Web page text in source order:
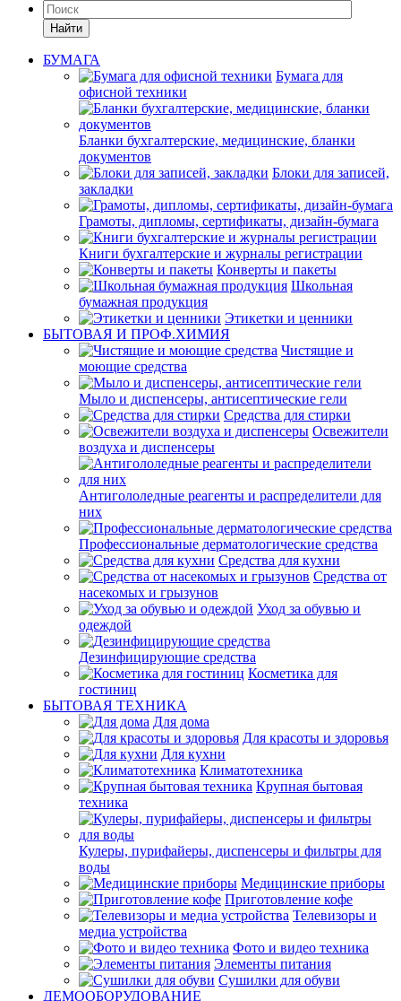
Найти
БУМАГА
Бумага для
офисной техники
Бланки бухгалтерские, медицинские, бланки
документов
Блоки для записей,
закладки
Грамоты, дипломы, сертификаты, дизайн-бумага
Книги бухгалтерские и журналы регистрации
Конверты и пакеты
Школьная
бумажная продукция
Этикетки и ценники
БЫТОВАЯ И ПРОФ.ХИМИЯ
Чистящие и
моющие средства
Мыло и диспенсеры, антисептические гели
Средства для стирки
Освежители
воздуха и диспенсеры
Антигололедные реагенты и распределители для
них
Профессиональные дерматологические средства
Средства для кухни
Средства от
насекомых и грызунов
Уход за обувью и
одеждой
Дезинфицирующие средства
Косметика для
гостиниц
БЫТОВАЯ ТЕХНИКА
Для дома
Для красоты и здоровья
Для кухни
Климатотехника
Крупная бытовая
техника
Кулеры, пурифайеры, диспенсеры и фильтры для
воды
Медицинские приборы
Приготовление кофе
Телевизоры и
медиа устройства
Фото и видео техника
Элементы питания
Сушилки для обуви
ДЕМООБОРУДОВАНИЕ